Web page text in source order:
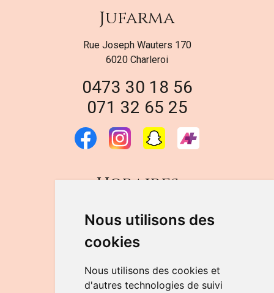
Nous utilisons des
cookies
Nous utilisons des cookies et
d'autres technologies de suivi
Jufarma
Rue Joseph Wauters 170
6020 Charleroi
0473 30 18 56
071 32 65 25
Horaires
DU LUNDI AU VENDREDI
de 9h à 12h30 et de 14h à 18h
LE SAMEDI
de 9h à 12h30